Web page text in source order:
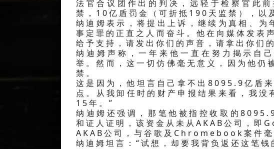
法官合议团作出的判决，远轻于检察官此
禁，10亿盾罚金（可折抵190天监禁），以
纳迪姆表示，将提出上诉，继续为真相、
事定罪的正直之人而奋斗。他在向媒体发表
给予支持，请发出你们的声音，请拿出你们
纳迪姆声称，一年来他一直在努力揭示自
举。然而，这一切仿佛毫无意义，因为他仍
禁。
这是因为，他坦言自己拿不出8095.9亿盾
点。从我卸任时的财产申报结果来看，我
15年。”
纳迪姆还强调，那笔他被指控收取的
和证人证明，该资金从未从AKAB公司，即
AKAB公司，与谷歌及Chromebook案件毫
纳迪姆坦言：“试想，却要我背负返还这笔钱